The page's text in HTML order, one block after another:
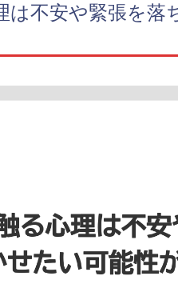
は不安や緊張を落